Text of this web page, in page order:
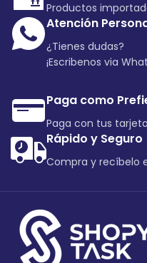
Productos
Atención
¿Tienes dudas?
¡Escribenos via
Paga como
Paga con tus
Rápido y Seguro
Compra y recíbelo